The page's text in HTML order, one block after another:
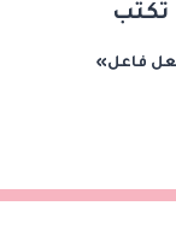
تكتب
فاعل»